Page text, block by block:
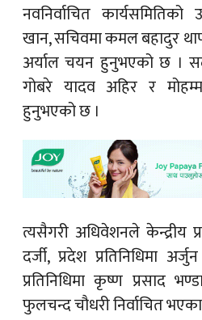
नवनिर्वाचित
खान, सचिवमा कमल बहादुर
अर्याल चयन हुनुभएको छ ।
गोबरे यादव अहिर र
हुनुभएको छ ।
त्यसैगरी अधिवेशनले केन्द्रीय
दर्जी, प्रदेश प्रतिनिधिमा
प्रतिनिधिमा कृष्ण प्रसाद
फुलचन्द चौधरी निर्वाचित